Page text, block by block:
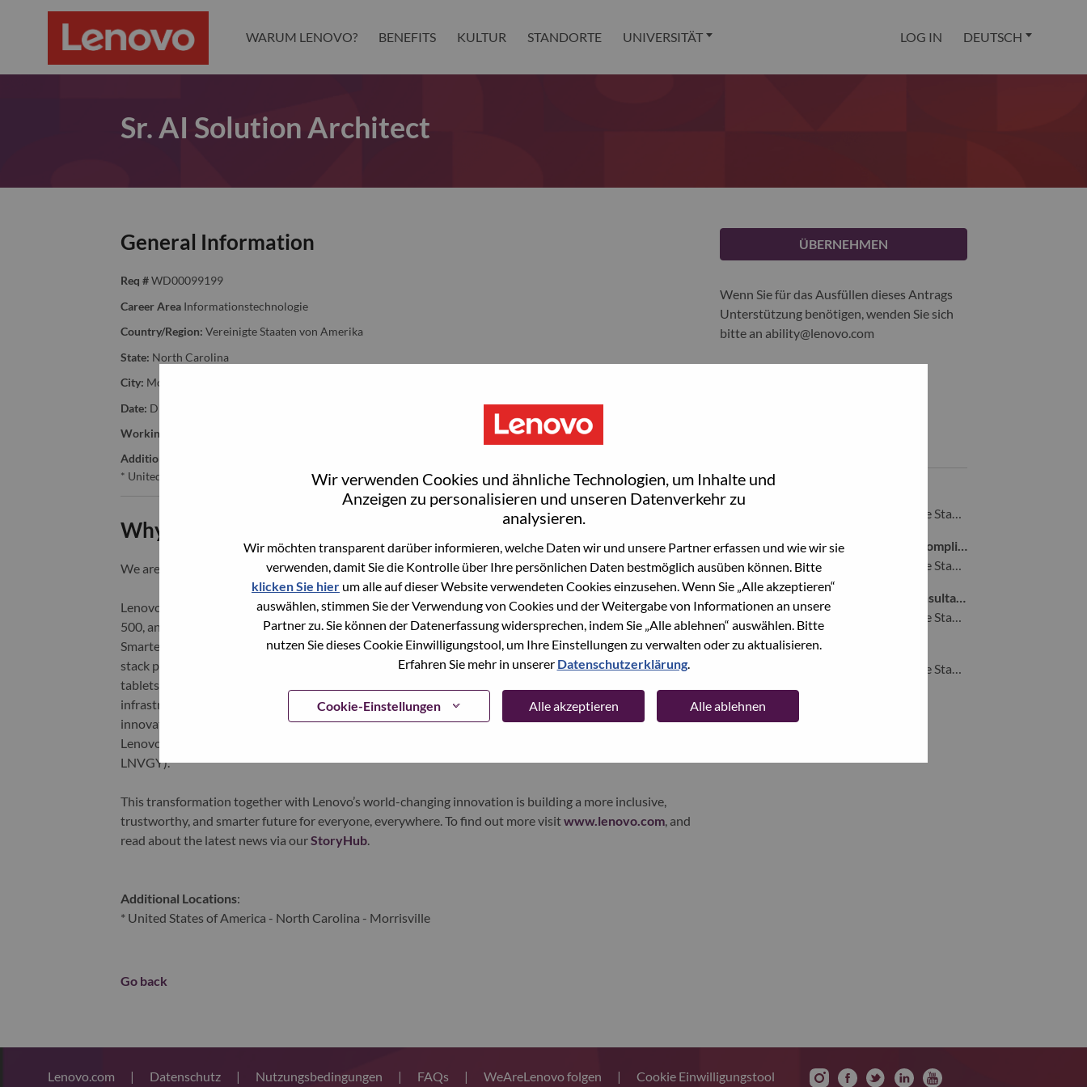
Wir verwenden Cookies und ähnliche Technologien, um Inhalte und
Anzeigen zu personalisieren und unseren Datenverkehr zu
analysieren.
Wir möchten transparent darüber informieren, welche Daten wir und unsere Partner erfassen und wie wir sie
verwenden, damit Sie die Kontrolle über Ihre persönlichen Daten bestmöglich ausüben können. Bitte
klicken Sie hier um alle auf dieser Website verwendeten Cookies einzusehen. Wenn Sie „Alle akzeptieren“
auswählen, stimmen Sie der Verwendung von Cookies und der Weitergabe von Informationen an unsere
Partner zu. Sie können der Datenerfassung widersprechen, indem Sie „Alle ablehnen“ auswählen. Bitte
nutzen Sie dieses Cookie Einwilligungstool, um Ihre Einstellungen zu verwalten oder zu aktualisieren.
Erfahren Sie mehr in unserer Datenschutzerklärung.
Cookie-Einstellungen Alle akzeptieren Alle ablehnen
WARUM LENOVO? BENEFITS KULTUR STANDORTE UNIVERSITÄT LOG IN DEUTSCH
Sr. AI Solution Architect
General Information
Req # WD00099199
Career Area Informationstechnologie
Country/Region: Vereinigte Staaten von Amerika
State: North Carolina
City: Morrisville
Date: Dienstag, Mai 26, 2026
Working Time:
Additional Locations
* United States of America - North Carolina - Morrisville
Why Work at Lenovo
We are Lenovo. We do what we say. We own what we do. We WOW our customers.
Lenovo is a US$83 billion revenue global technology powerhouse, ranked #153 in the Fortune Global
500, and serving millions of customers every day in 180 markets. Focused on a bold vision to deliver
Smarter Technology for All, Lenovo has built on its success as the world’s largest PC company with a full-
stack portfolio of AI-enabled, AI-ready, and AI-optimized devices (PCs, workstations, smartphones,
tablets), infrastructure (server, storage, edge, high performance computing and software defined
infrastructure), software, solutions, and services. Lenovo’s continued investment in world-changing
innovation is building a more equitable, trustworthy, and smarter future for everyone, everywhere.
Lenovo is listed on the Hong Kong stock exchange under Lenovo Group Limited (HKSE: 992) (ADR:
LNVGY).
This transformation together with Lenovo’s world-changing innovation is building a more inclusive,
trustworthy, and smarter future for everyone, everywhere. To find out more visitwww.lenovo.com, and
read about the latest news via ourStoryHub.
Additional Locations:
* United States of America - North Carolina - Morrisville
Go back
ÜBERNEHMEN
Wenn Sie für das Ausfüllen dieses Antrags
Unterstützung benötigen, wenden Sie sich
bitte an ability@lenovo.com
Customer Care Case Manager
Morrisville, North Carolina, Vereinigte Staaten von Amerika,
Sr. Manager, Cyber Resilience Act Compliance
Morrisville, North Carolina, Vereinigte Staaten von Amerika,
Principal Digital Transformation Consultant
Morrisville, North Carolina, Vereinigte Staaten von Amerika,
Director, AI Solution Delivery
Morrisville, North Carolina, Vereinigte Staaten von Amerika,
Alle anzeigen
Lenovo.com | Datenschutz | Nutzungsbedingungen | FAQs | WeAreLenovo folgen | Cookie Einwilligungstool